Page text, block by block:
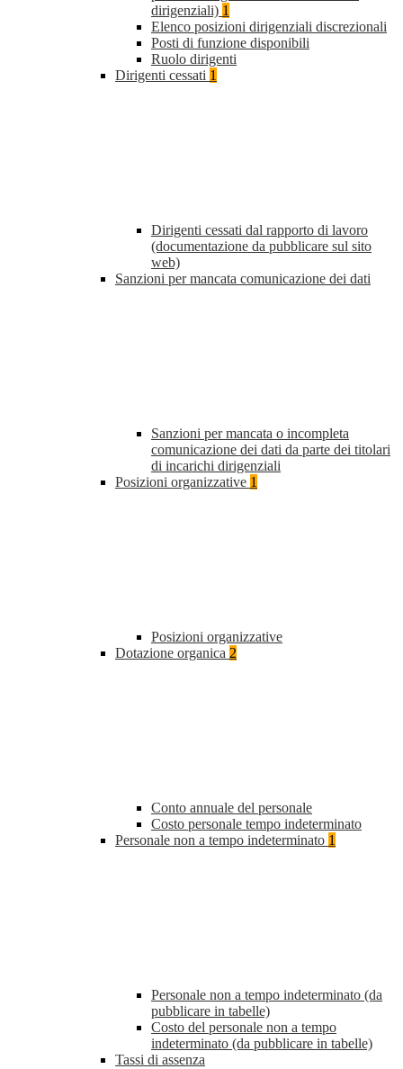
dirigenziali) 1
Elenco posizioni dirigenziali discrezionali
Posti di funzione disponibili
Ruolo dirigenti
Dirigenti cessati 1
Dirigenti cessati dal rapporto di lavoro
(documentazione da pubblicare sul sito
web)
Sanzioni per mancata comunicazione dei dati
Sanzioni per mancata o incompleta
comunicazione dei dati da parte dei titolari
di incarichi dirigenziali
Posizioni organizzative 1
Posizioni organizzative
Dotazione organica 2
Conto annuale del personale
Costo personale tempo indeterminato
Personale non a tempo indeterminato 1
Personale non a tempo indeterminato (da
pubblicare in tabelle)
Costo del personale non a tempo
indeterminato (da pubblicare in tabelle)
Tassi di assenza